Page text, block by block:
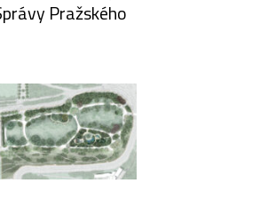
Pražského